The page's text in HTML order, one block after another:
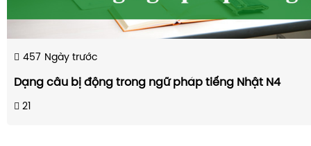
457 Ngày trước
Dạng câu bị động trong ngữ pháp tiếng Nhật N4
21